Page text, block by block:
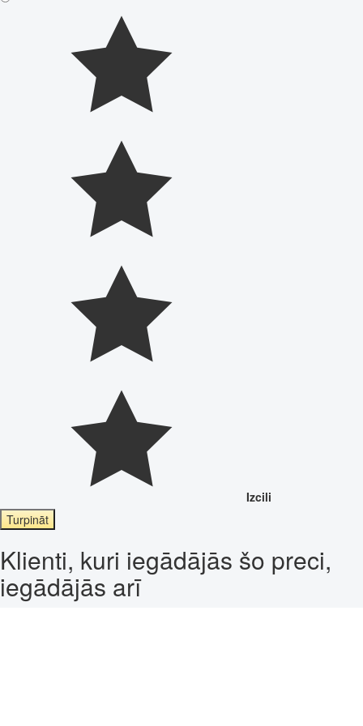
Izcili
Turpināt
Klienti, kuri iegādājās šo preci,
iegādājās arī